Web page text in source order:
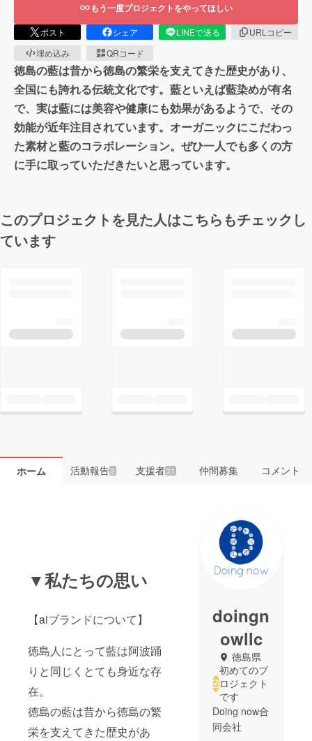
もう一度プロジェクトをやってほしい
ポスト シェア LINEで送る
URLコピー
埋め込み
QRコード
徳島の藍は昔から徳島の繁栄を支えてきた歴史があり、
全国にも誇れる伝統文化です。藍といえば藍染めが有名
で、実は藍には美容や健康にも効果があるようで、その
効能が近年注目されています。オーガニックにこだわっ
た素材と藍のコラボレーション。ぜひ一人でも多くの方
に手に取っていただきたいと思っています。
このプロジェクトを見た人はこちらもチェックし
ています
ホーム 活動報告2 支援者31 仲間募集 コメント
▼私たちの思い
【aiブランドについて】
徳島人にとって藍は阿波踊
りと同じくとても身近な存
在。
徳島の藍は昔から徳島の繁
栄を支えてきた歴史があ
doingn
owllc
徳島県
初めてのプ
ロジェクト
です
Doing now合
同会社